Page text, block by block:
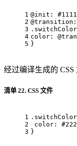
1
2
3
4
5
@init:
@transition:
.switchColor
color :
}
经过编译生成的 CSS
清单 22. CSS 文件
1
2
3
.switchColor
color :
}